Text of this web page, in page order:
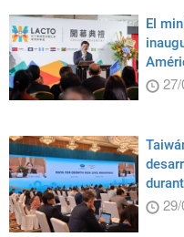
El
27/
29/